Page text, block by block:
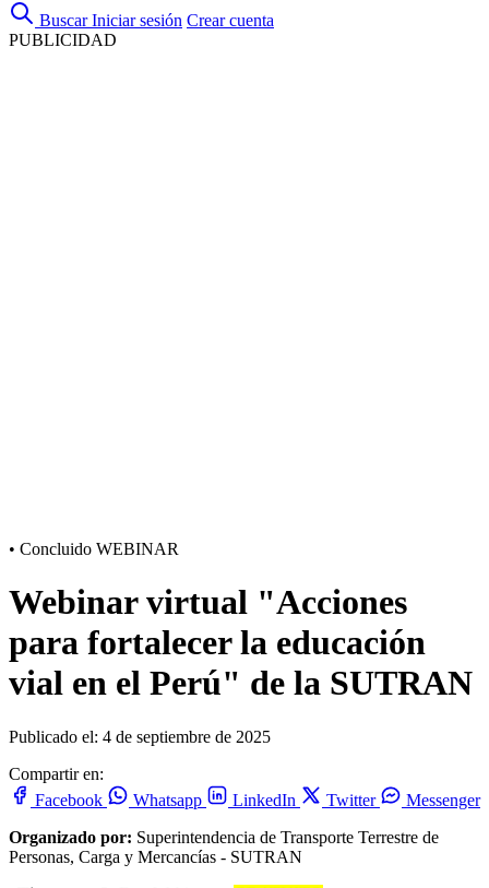
Buscar Iniciar sesión Crear cuenta
PUBLICIDAD
• Concluido WEBINAR
Webinar virtual "Acciones
para fortalecer la educación
vial en el Perú" de la SUTRAN
Publicado el: 4 de septiembre de 2025
Compartir en:
Facebook
Whatsapp LinkedIn Twitter
Messenger
Organizado por: Superintendencia de Transporte Terrestre de
Personas, Carga y Mercancías - SUTRAN